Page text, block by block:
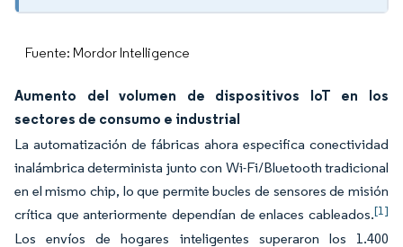
Fuente: Mordor Intelligence
Aumento del volumen de dispositivos IoT en los
sectores de consumo e industrial
La automatización de fábricas ahora especifica conectividad
inalámbrica determinista junto con Wi-Fi/Bluetooth tradicional
en el mismo chip, lo que permite bucles de sensores de misión
crítica que anteriormente dependían de enlaces cableados.[1]
Los envíos de hogares inteligentes superaron los 1.400